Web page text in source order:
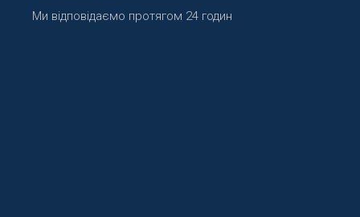
Ми відповідаємо протягом 24 годин